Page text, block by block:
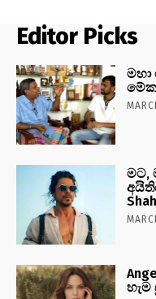
Editor Picks
මහා
මේක
මට,
හැම